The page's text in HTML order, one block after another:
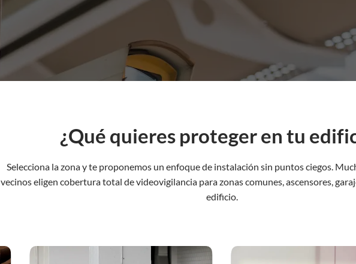
¿Qué quieres proteger en tu
Selecciona la zona y te proponemos un enfoque de instalación sin puntos ciegos.
vecinos eligen cobertura total de videovigilancia para zonas comunes, ascensores,
edificio.